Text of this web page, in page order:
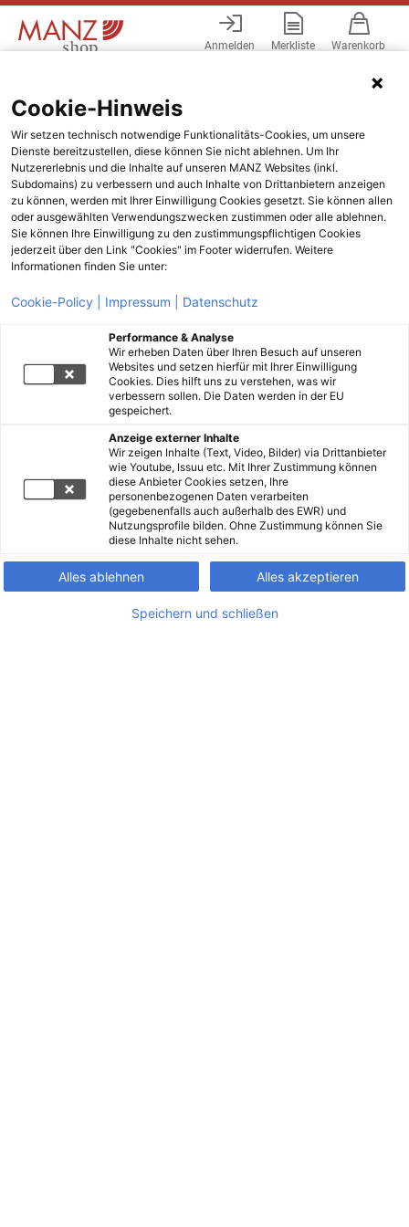
Anmelden Merkliste Warenkorb
Cookie-Hinweis
Wir setzen technisch notwendige Funktionalitäts-Cookies, um unsere
Dienste bereitzustellen, diese können Sie nicht ablehnen. Um Ihr
Nutzererlebnis und die Inhalte auf unseren MANZ Websites (inkl.
Subdomains) zu verbessern und auch Inhalte von Drittanbietern anzeigen
zu können, werden mit Ihrer Einwilligung Cookies gesetzt. Sie können allen
oder ausgewählten Verwendungszwecken zustimmen oder alle ablehnen.
Sie können Ihre Einwilligung zu den zustimmungspflichtigen Cookies
jederzeit über den Link "Cookies" im Footer widerrufen. Weitere
Informationen finden Sie unter:
Cookie-Policy | Impressum | Datenschutz
Performance & Analyse
Wir erheben Daten über Ihren Besuch auf unseren
Websites und setzen hierfür mit Ihrer Einwilligung
Cookies. Dies hilft uns zu verstehen, was wir
verbessern sollen. Die Daten werden in der EU
gespeichert.
Anzeige externer Inhalte
Wir zeigen Inhalte (Text, Video, Bilder) via Drittanbieter
wie Youtube, Issuu etc. Mit Ihrer Zustimmung können
diese Anbieter Cookies setzen, Ihre
personenbezogenen Daten verarbeiten
(gegebenenfalls auch außerhalb des EWR) und
Nutzungsprofile bilden. Ohne Zustimmung können Sie
diese Inhalte nicht sehen.
Alles ablehnen Alles akzeptieren
Speichern und schließen